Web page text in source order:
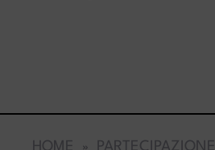
HOME
PARTECIPAZIONE